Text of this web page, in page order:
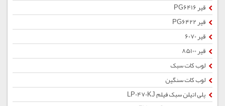
قیر PG6416
قیر PG6422
قیر 6070
قیر 85100
لوب کات سبک
لوب کات سنگین
پلی اتیلن سبک فیلم LP0470KJ